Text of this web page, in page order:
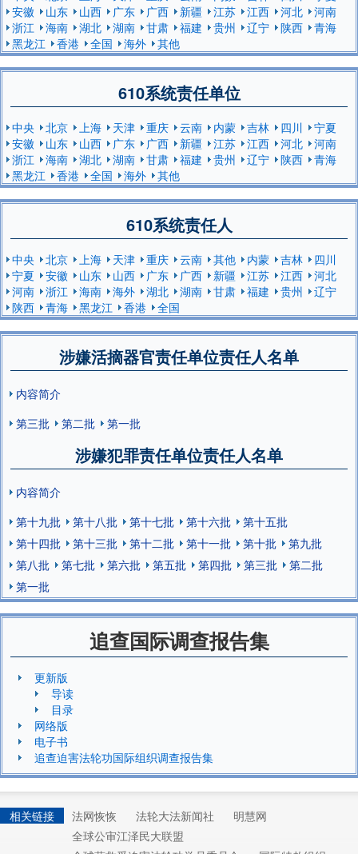
安徽
山东 山西 广东 广西 新疆 江苏 江西 河北
河南
浙江
海南 湖北 湖南 甘肃 福建 贵州 辽宁 陕西
青海
黑龙江
香港 全国 海外 其他
610系统责任单位
中央 北京 上海 天津 重庆 云南 内蒙 吉林 四川
宁夏
安徽
山东 山西 广东 广西 新疆 江苏 江西 河北
河南
浙江
海南 湖北 湖南 甘肃 福建 贵州 辽宁 陕西
青海
黑龙江
香港 全国 海外 其他
610系统责任人
中央 北京 上海 天津 重庆 云南 其他 内蒙 吉林
四川
宁夏
安徽 山东 山西 广东 广西 新疆 江苏 江西
河北
河南
浙江 海南 海外 湖北 湖南 甘肃 福建 贵州
辽宁
陕西
青海 黑龙江 香港 全国
涉嫌活摘器官责任单位责任人名单
内容简介
第三批
第二批 第一批
涉嫌犯罪责任单位责任人名单
内容简介
第十九批
第十八批 第十七批 第十六批
第十五批
第十四批
第十三批 第十二批 第十一批 第十批
第九批
第八批
第七批 第六批 第五批 第四批 第三批
第二批
第一批
追查国际调查报告集
更新版
导读
目录
网络版
电子书
追查迫害法轮功国际组织调查报告集
相关链接 法网恢恢 法轮大法新闻社
明慧网
全球公审江泽民大联盟